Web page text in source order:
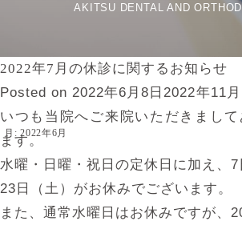
AKITSU DENTAL AND
月:2022年6月
2022年7月の休診に関するお知らせ
Posted on 2022年6月8日 2022年11月
いつも当院へご来院いただきまし
ます。
水曜・日曜・祝日の定休日に加え、7
23日（土）がお休みでございます。
また、通常水曜日はお休みですが、